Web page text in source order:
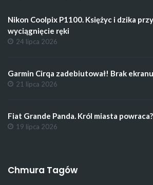
Nikon Coolpix P1100. Księżyc i dzika
wyciągnięcie ręki
24 lipca 2026
Garmin Cirqa zadebiutował! Brak
21 lipca 2026
Fiat Grande Panda. Król miasta powraca?
19 lipca 2026
Chmura Tagów